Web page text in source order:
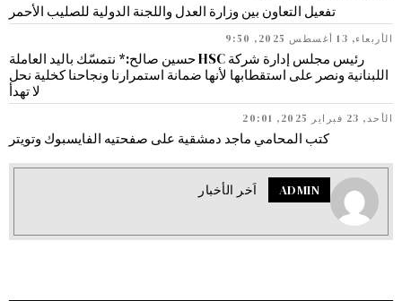
تفعيل التعاون بين وزارة العدل واللجنة الدولية للصليب الأحمر
الأربعاء, 13 أغسطس 2025, 9:50
رئيس مجلس إدارة شركة HSC حسين صالح:* نتمسّك باليد العاملة
اللبنانية ونصر على استقطابها لأنها ضمانة استمرارنا ونجاحنا كخلية نحل
لا تهدأ
الأحد, 23 فبراير 2025, 20:01
كتب المحامي ماجد دمشقية على صفحتيه الفايسبوك وتويتر
ADMIN اَخر الأخبار